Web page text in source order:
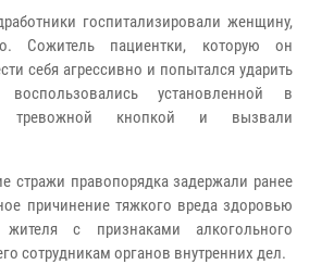
госпитализировали женщину,
Сожитель пациентки, которую он
себя агрессивно и попытался ударить
установленной в
тревожной кнопкой и вызвали
стражи правопорядка задержали ранее
причинение тяжкого вреда здоровью
жителя с признаками алкогольного
сотрудникам органов внутренних дел.